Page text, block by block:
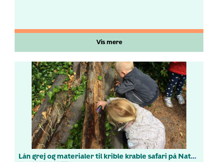
Vis mere
Lån grej og materialer til krible krable safari på Naturværkstedet